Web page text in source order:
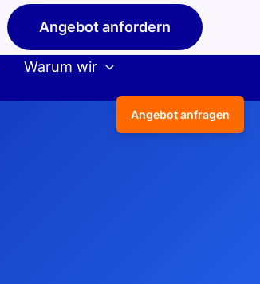
Angebot anfordern
Warum wir
Angebot anfragen